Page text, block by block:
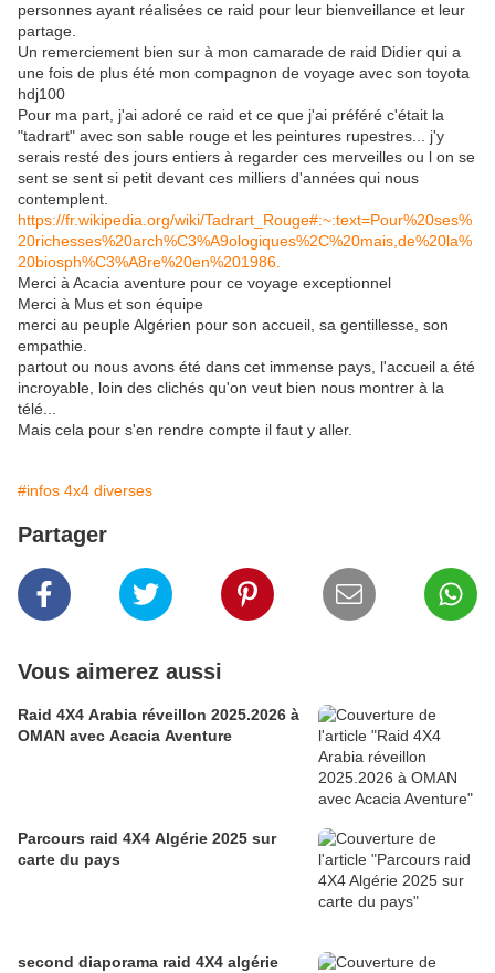
personnes ayant réalisées ce raid pour leur bienveillance et leur
partage.
Un remerciement bien sur à mon camarade de raid Didier qui a
une fois de plus été mon compagnon de voyage avec son toyota
hdj100
Pour ma part, j'ai adoré ce raid et ce que j'ai préféré c'était la
"tadrart" avec son sable rouge et les peintures rupestres... j'y
serais resté des jours entiers à regarder ces merveilles ou l on se
sent se sent si petit devant ces milliers d'années qui nous
contemplent.
https://fr.wikipedia.org/wiki/Tadrart_Rouge#:~:text=Pour%20ses%
20richesses%20arch%C3%A9ologiques%2C%20mais,de%20la%
20biosph%C3%A8re%20en%201986.
Merci à Acacia aventure pour ce voyage exceptionnel
Merci à Mus et son équipe
merci au peuple Algérien pour son accueil, sa gentillesse, son
empathie.
partout ou nous avons été dans cet immense pays, l'accueil a été
incroyable, loin des clichés qu'on veut bien nous montrer à la
télé...
Mais cela pour s'en rendre compte il faut y aller.
#infos 4x4 diverses
Partager
Vous aimerez aussi
Raid 4X4 Arabia réveillon 2025.2026 à
OMAN avec Acacia Aventure
Parcours raid 4X4 Algérie 2025 sur
carte du pays
second diaporama raid 4X4 algérie